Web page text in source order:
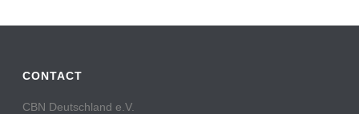
CONTACT
CBN Deutschland e.V.